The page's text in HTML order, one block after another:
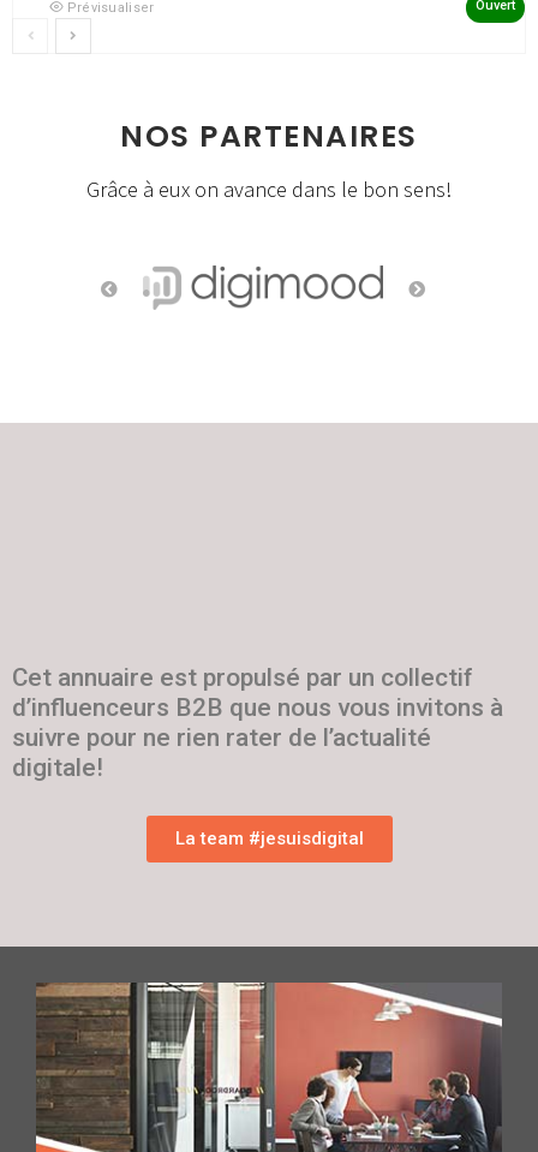
Prévisualiser Ouvert
NOS PARTENAIRES
Grâce à eux on avance dans le bon sens!
Cet annuaire est propulsé par un collectif
d’influenceurs B2B que nous vous invitons à
suivre pour ne rien rater de l’actualité
digitale!
La team #jesuisdigital